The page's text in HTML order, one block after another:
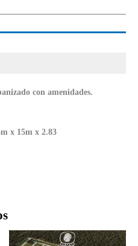
Rango
de
Este
con amenidades.
x 15m x 2.83